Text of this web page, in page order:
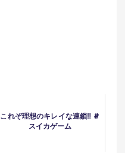
これぞ理想のキレイな連鎖‼︎ #
スイカゲーム